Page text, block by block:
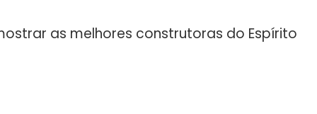
as melhores construtoras do Espírito